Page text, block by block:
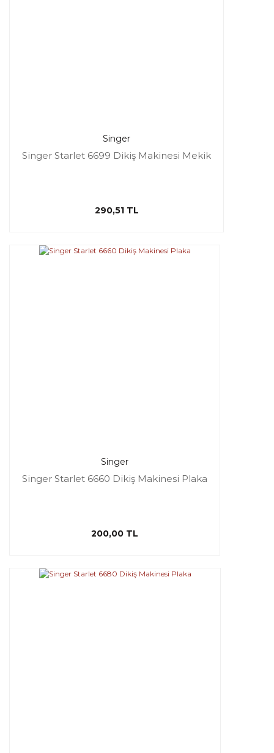
Singer
Singer Starlet 6699 Dikiş Makinesi Mekik
290,51 TL
Singer
Singer Starlet 6660 Dikiş Makinesi Plaka
200,00 TL